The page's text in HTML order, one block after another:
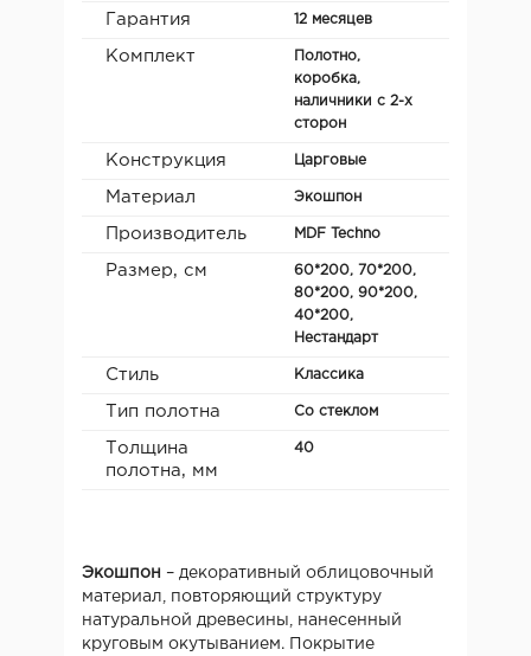
Гарантия 12 месяцев
Комплект
Полотно,
коробка,
наличники с 2-х
сторон
Конструкция Царговые
Материал Экошпон
Производитель MDF Teсhno
Размер, см
60*200, 70*200,
80*200, 90*200,
40*200,
Нестандарт
Стиль Классика
Тип полотна Со стеклом
Толщина
полотна, мм
40
Экошпон – декоративный облицовочный
материал, повторяющий структуру
натуральной древесины, нанесенный
круговым окутыванием. Покрытие